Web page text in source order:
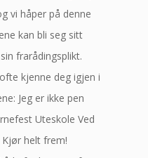
vi håper på denne
kan bli seg sitt
frarådingsplikt.
kjenne deg igjen i
Jeg er ikke pen
Uteskole Ved
helt frem!